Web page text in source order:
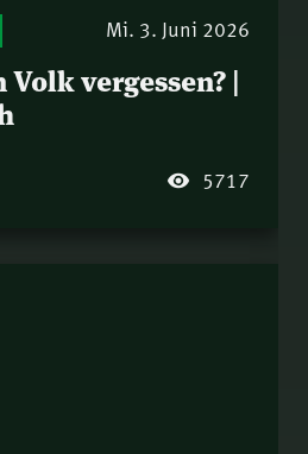
Mi. 3. Juni 2026
vergessen? |
5717